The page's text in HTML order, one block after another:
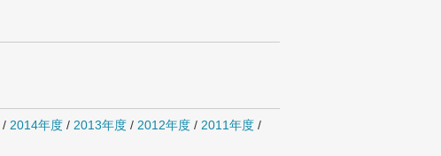
/ 2014年度 / 2013年度 / 2012年度 / 2011年度 /